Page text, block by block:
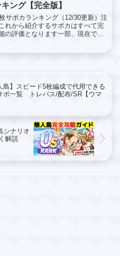
ング【完全版】
サポカランキング（12/30更新）注
れから紹介するサポカはすべて完
の評価となります一部、現在では
島】スピード5枚編成で代用できる
ポ一覧 トレパス/配布/SR【ウマ
シナリオ
解説